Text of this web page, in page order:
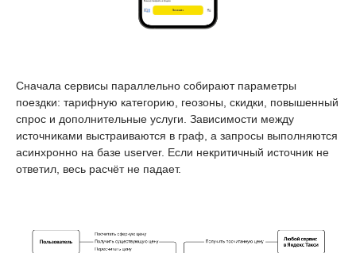
Сначала сервисы параллельно собирают параметры
поездки: тарифную категорию, геозоны, скидки, повышенный
спрос и дополнительные услуги. Зависимости между
источниками выстраиваются в граф, а запросы выполняются
асинхронно на базе userver. Если некритичный источник не
ответил, весь расчёт не падает.